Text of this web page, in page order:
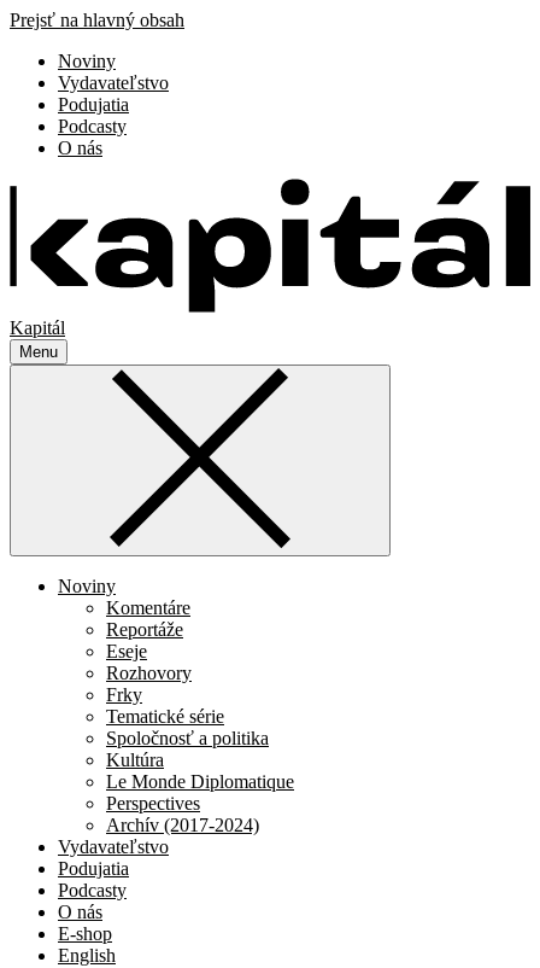
Prejsť na hlavný obsah
Noviny
Vydavateľstvo
Podujatia
Podcasty
O nás
Kapitál
Menu
Noviny
Komentáre
Reportáže
Eseje
Rozhovory
Frky
Tematické série
Spoločnosť a politika
Kultúra
Le Monde Diplomatique
Perspectives
Archív (2017-2024)
Vydavateľstvo
Podujatia
Podcasty
O nás
E-shop
English